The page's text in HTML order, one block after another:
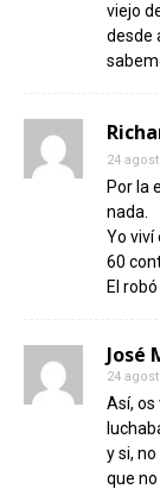
viejo
desde
24
Por la
nada.
Yo viví
60
El
José
24
Así, os
y si,
que